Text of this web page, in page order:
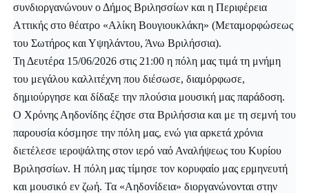
συνδιοργανώνουν ο Δήμος Βριλησσίων και η Περιφέρεια
Αττικής στο θέατρο «Αλίκη Βουγιουκλάκη» (Μεταμορφώσεως
του Σωτήρος και Υψηλάντου, Άνω Βριλήσσια).
Τη Δευτέρα 15/06/2026 στις 21:00 η πόλη μας τιμά τη μνήμη
του μεγάλου καλλιτέχνη που διέσωσε, διαμόρφωσε,
δημιούργησε και δίδαξε την πλούσια μουσική μας παράδοση.
Ο Χρόνης Αηδονίδης έζησε στα Βριλήσσια και με τη σεμνή του
παρουσία κόσμησε την πόλη μας, ενώ για αρκετά χρόνια
διετέλεσε ιεροψάλτης στον ιερό ναό Αναλήψεως του Κυρίου
Βριλησσίων. Η πόλη μας τίμησε τον κορυφαίο μας ερμηνευτή
και μουσικό εν ζωή. Τα «Αηδονίδεια» διοργανώνονται στην